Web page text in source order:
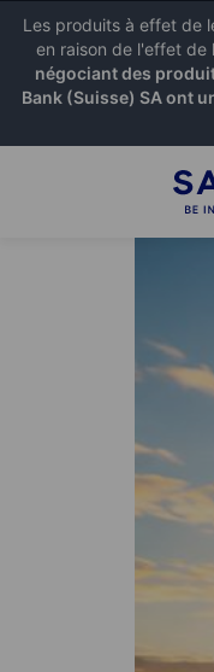
Les produits à effet de
en raison de l'effet de
négociant des
Bank (Suisse) SA ont